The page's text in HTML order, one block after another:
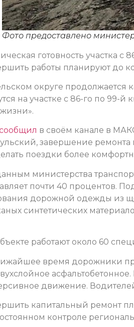
Фото предоставлено
готовность участка
работы планируют до
округе продолжается
на участке с 86-го по 99-
в своём канале в
завершение ремонта
поездки более
министерства
почти 40 процентов.
дорожной одежды из
синтетических
работают около 60
время дорожники
движение.
капитальный ремонт
контроле